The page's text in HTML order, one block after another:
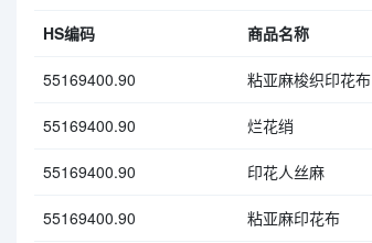
HS编码 商品名称
55169400.90 粘亚麻梭织印花布
55169400.90 烂花绡
55169400.90 印花人丝麻
55169400.90 粘亚麻印花布